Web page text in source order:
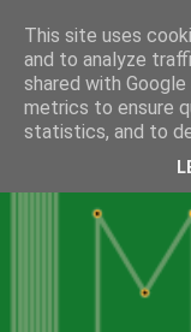
This site uses
and to analyze
shared with
metrics to ensure
statistics, and to